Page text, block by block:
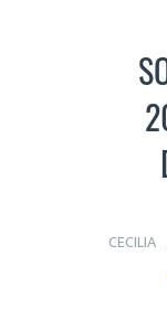
CECILIA